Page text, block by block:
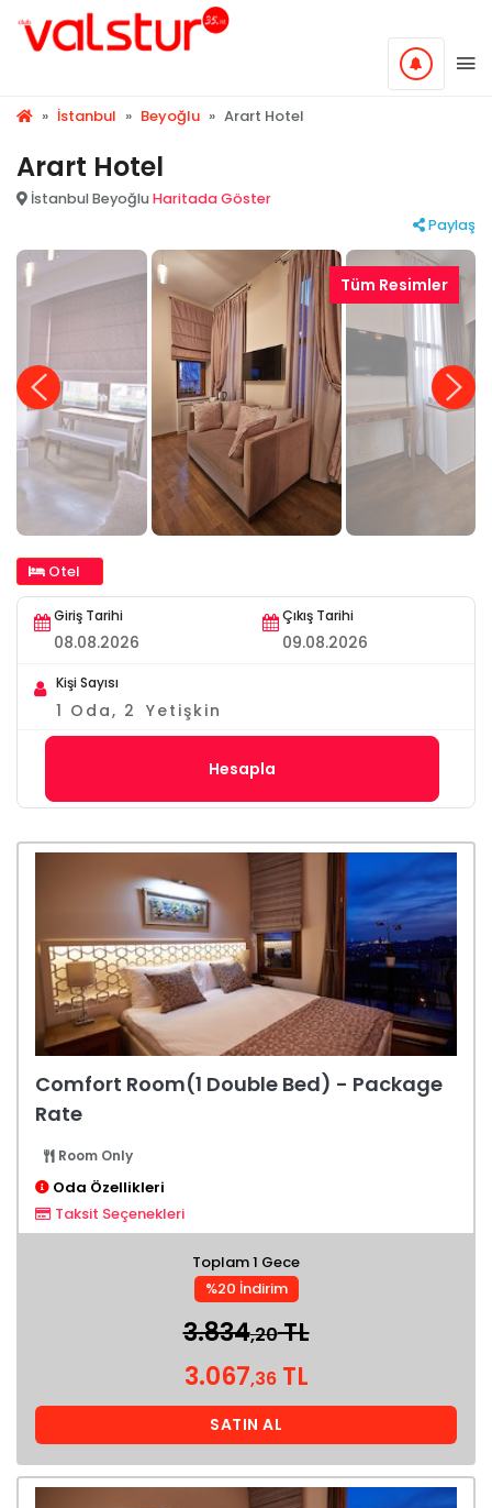
» İstanbul » Beyoğlu » Arart Hotel
Arart Hotel
İstanbul Beyoğlu Haritada Göster
Paylaş
Tüm Resimler
Otel
Giriş Tarihi Çıkış Tarihi
Kişi Sayısı
1 Oda, 2 Yetişkin
Hesapla
Comfort Room(1 Double Bed) - Package
Rate
Room Only
Oda Özellikleri
Taksit Seçenekleri
Toplam 1 Gece
%20 İndirim
3.834,20TL
3.067,36TL
SATIN AL